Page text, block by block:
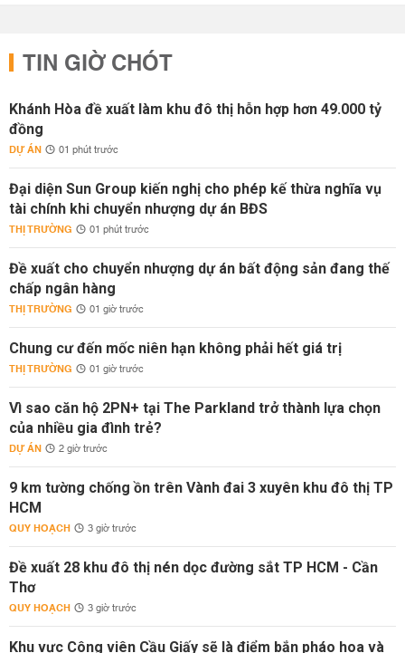
TIN GIỜ CHÓT
Khánh Hòa đề xuất làm khu đô thị hỗn hợp hơn 49.000 tỷ
đồng
DỰ ÁN 01 phút trước
Đại diện Sun Group kiến nghị cho phép kế thừa nghĩa vụ
tài chính khi chuyển nhượng dự án BĐS
THỊ TRƯỜNG 01 phút trước
Đề xuất cho chuyển nhượng dự án bất động sản đang thế
chấp ngân hàng
THỊ TRƯỜNG 01 giờ trước
Chung cư đến mốc niên hạn không phải hết giá trị
THỊ TRƯỜNG 01 giờ trước
Vì sao căn hộ 2PN+ tại The Parkland trở thành lựa chọn
của nhiều gia đình trẻ?
DỰ ÁN 2 giờ trước
9 km tường chống ồn trên Vành đai 3 xuyên khu đô thị TP
HCM
QUY HOẠCH 3 giờ trước
Đề xuất 28 khu đô thị nén dọc đường sắt TP HCM - Cần
Thơ
QUY HOẠCH 3 giờ trước
Khu vực Công viên Cầu Giấy sẽ là điểm bắn pháo hoa và